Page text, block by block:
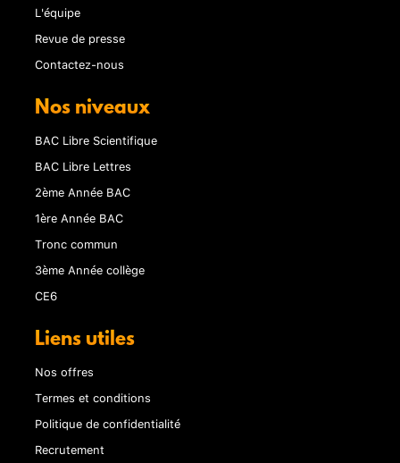
L'équipe
Revue de presse
Contactez-nous
Nos niveaux
BAC Libre Scientifique
BAC Libre Lettres
2ème Année BAC
1ère Année BAC
Tronc commun
3ème Année collège
CE6
Liens utiles
Nos offres
Termes et conditions
Politique de confidentialité
Recrutement